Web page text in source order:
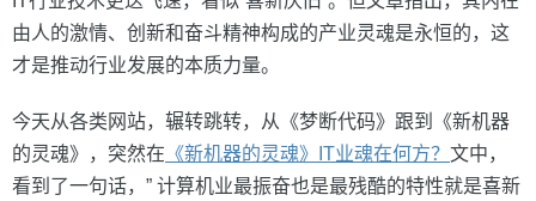
由人的激情、创新和奋斗精神构成的产业灵魂是永恒的，这
才是推动行业发展的本质力量。
今天从各类网站，辗转跳转，从《梦断代码》跟到《新机器
的灵魂》，突然在 《新机器的灵魂》IT业魂在何方？ 文中，
看到了一句话，” 计算机业最振奋也是最残酷的特性就是喜新